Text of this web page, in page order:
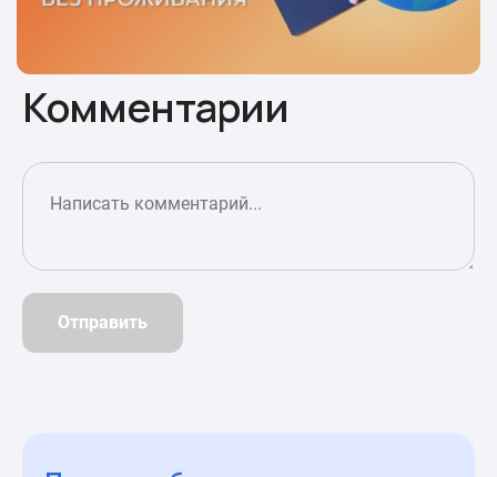
Комментарии
Отправить